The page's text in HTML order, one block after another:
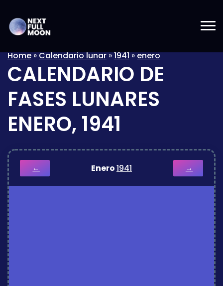
Home»Calendario lunar»1941»enero
CALENDARIO DE
FASES LUNARES
ENERO, 1941
← Enero1941 →